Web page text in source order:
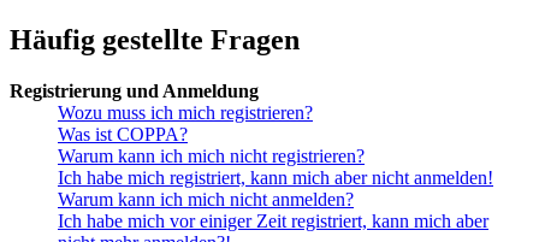
Häufig gestellte Fragen
Registrierung und Anmeldung
Wozu muss ich mich registrieren?
Was ist COPPA?
Warum kann ich mich nicht registrieren?
Ich habe mich registriert, kann mich aber nicht anmelden!
Warum kann ich mich nicht anmelden?
Ich habe mich vor einiger Zeit registriert, kann mich aber